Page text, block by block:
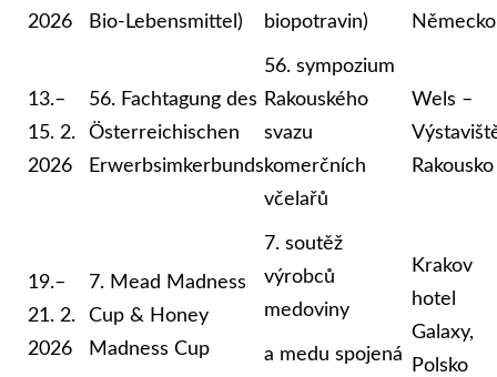
2026
Bio-Lebensmittel)
biopotravin)
Německo
13.–
15. 2.
2026
56. Fachtagung des
Österreichischen
Erwerbsimkerbunds
56. sympozium
Rakouského
svazu
komerčních
včelařů
Wels –
Rakousko
19.–
21. 2.
2026
7. Mead Madness
Cup & Honey
Madness Cup
7. soutěž
výrobců
medoviny
a medu spojená
Krakov
hotel
Galaxy,
Polsko